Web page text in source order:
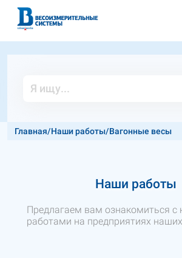
Главная/Наши работы/Вагонные весы
Наши работы
Предлагаем вам ознакомиться
работами на предприятиях